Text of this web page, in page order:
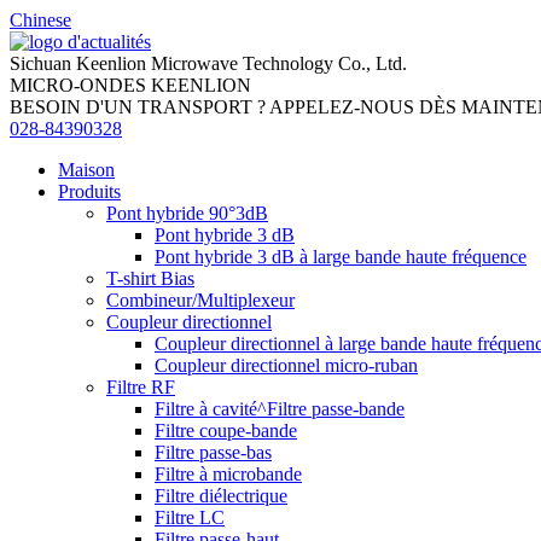
Chinese
Sichuan Keenlion Microwave Technology Co., Ltd.
MICRO-ONDES KEENLION
BESOIN D'UN TRANSPORT ? APPELEZ-NOUS DÈS
028-84390328
Maison
Produits
Pont hybride 90°3dB
Pont hybride 3 dB
Pont hybride 3 dB à large bande haute fréquence
T-shirt Bias
Combineur/Multiplexeur
Coupleur directionnel
Coupleur directionnel à large bande haute
Coupleur directionnel micro-ruban
Filtre RF
Filtre à cavité^Filtre passe-bande
Filtre coupe-bande
Filtre passe-bas
Filtre à microbande
Filtre diélectrique
Filtre LC